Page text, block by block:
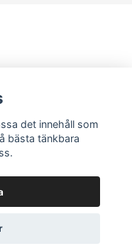
by Quickbutik
det innehåll som
bästa tänkbara